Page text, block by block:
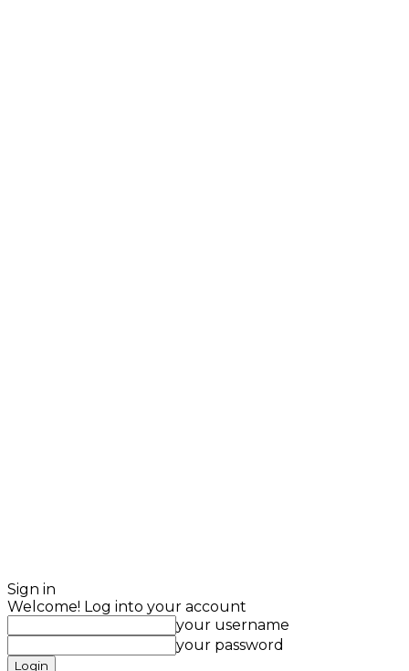
Sign in
Welcome! Log into your account
your username
your password